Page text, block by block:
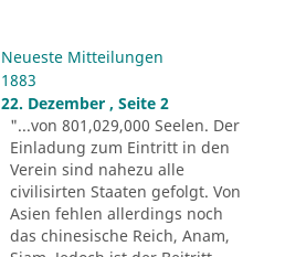
Neueste Mitteilungen
1883
22. Dezember , Seite 2
"...von 801,029,000 Seelen. Der
Einladung zum Eintritt in den
Verein sind nahezu alle
civilisirten Staaten gefolgt. Von
Asien fehlen allerdings noch
das chinesische Reich, Anam,